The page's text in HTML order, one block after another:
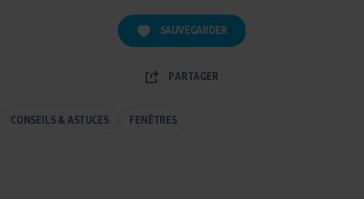
météo et des précautions nécessaires. Une
permet d’ajuster le budget et de planifier l’intervention au
SAUVEGARDER
PARTAGER
CONSEILS & ASTUCES FENÊTRES